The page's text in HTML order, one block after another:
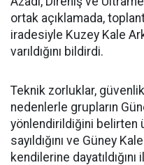
ortak açıklamada,
iradesiyle Kuzey Kale
varıldığını bildirdi.
Teknik zorluklar,
nedenlerle grupların
yönlendirildiğini belirten
sayıldığını ve Güney
kendilerine